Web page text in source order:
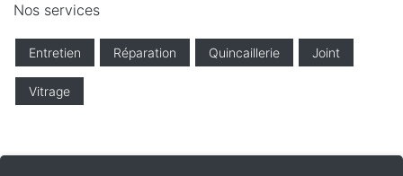
Nos services
Entretien Réparation Quincaillerie Joint
Vitrage